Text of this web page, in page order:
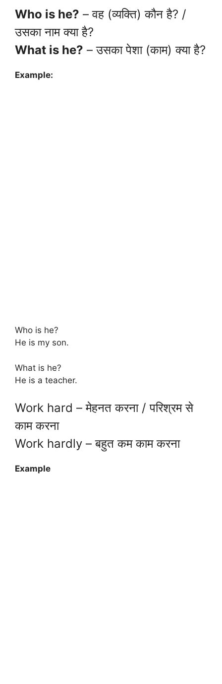
Who is he? – वह (व्यक्ति) कौन है? /
उसका नाम क्या है?
What is he? – उसका पेशा (काम) क्या है?
Example:
Who is he?
He is my son.
What is he?
He is a teacher.
Work hard – मेहनत करना / परिश्रम से
काम करना
Work hardly – बहुत कम काम करना
Example